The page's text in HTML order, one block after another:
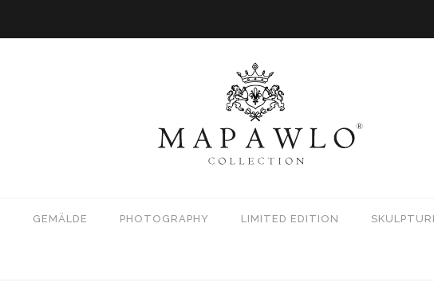
GEMÄLDE PHOTOGRAPHY LIMITED EDITION